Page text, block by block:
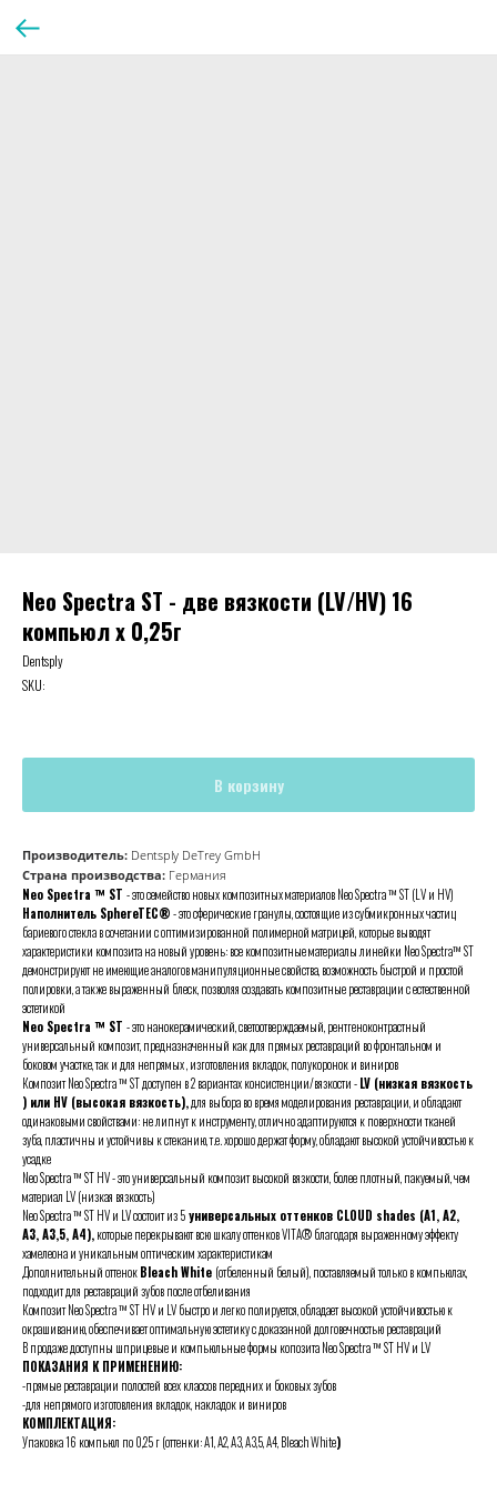
Neo Spectra ST - две вязкости (LV/HV) 16
компьюл х 0,25г
Dentsply
SKU:
В корзину
Производитель: Dentsply DeTrey GmbH
Страна производства: Германия
Neo Spectra ™ ST - это семейство новых композитных материалов Neo Spectra ™ ST (LVи HV)
Наполнитель SphereTEC®- это сферические гранулы, состоящие из субмикронных частиц
бариевого стекла в сочетании с оптимизированной полимерной матрицей, которые выводят
характеристики композита на новый уровень: все композитные материалы линейки Neo Spectra™ ST
демонстрируют не имеющие аналогов манипуляционные свойства, возможность быстрой и простой
полировки, а также выраженный блеск, позволяя создавать композитные реставрации с естественной
эстетикой
Neo Spectra ™ ST - это нанокерамический, светоотверждаемый, рентгеноконтрастный
универсальный композит, предназначенный как для прямых реставраций во фронтальном и
боковом участке, так и для непрямых , изготовления вкладок, полукоронок и виниров
Композит Neo Spectra ™ ST доступен в 2 вариантах консистенции/вязкости -LV (низкая вязкость
) или HV (высокая вязкость),для выбора во время моделирования реставрации, и обладают
одинаковыми свойствами: не липнут к инструменту, отлично адаптируются к поверхности тканей
зуба, пластичны и устойчивы к стеканию, т.е. хорошо держат форму, обладают высокой устойчивостью к
усадке
Neo Spectra ™ ST HV - это универсальный композит высокой вязкости, более плотный, пакуемый, чем
материал LV (низкая вязкость)
Neo Spectra ™ ST HV и LVсостоит из 5универсальных оттенков CLOUD shades (А1, А2,
А3, А3,5, А4),которые перекрывают всю шкалу оттенков VITA® благодаря выраженному эффекту
хамелеона и уникальным оптическим характеристикам
Дополнительный оттенокBleach White (отбеленный белый), поставляемый только в компьюлах,
подходит для реставраций зубов после отбеливания
Композит Neo Spectra ™ ST HV и LVбыстро и легко полируется, обладает высокой устойчивостью к
окрашиванию, обеспечивает оптимальную эстетику с доказанной долговечностью реставраций
В продаже доступны шприцевые и компьюльные формы копозита Neo Spectra ™ ST HV и LV
ПОКАЗАНИЯ К ПРИМЕНЕНИЮ:
-прямые реставрации полостей всех классов передних и боковых зубов
-для непрямого изготовления вкладок, накладок и виниров
КОМПЛЕКТАЦИЯ:
Упаковка 16 компьюл по 0,25 г (оттенки: А1, А2, А3, А3,5, А4, Bleach White)